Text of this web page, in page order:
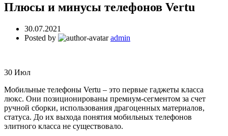
Плюсы и минусы телефонов Vertu
30.07.2021
Posted by
admin
30 Июл
Мобильные телефоны Vertu – это первые гаджеты класса
люкс. Они позиционированы премиум-сегментом за счет
ручной сборки, использования драгоценных материалов,
статуса. До их выхода понятия мобильных телефонов
элитного класса не существовало.